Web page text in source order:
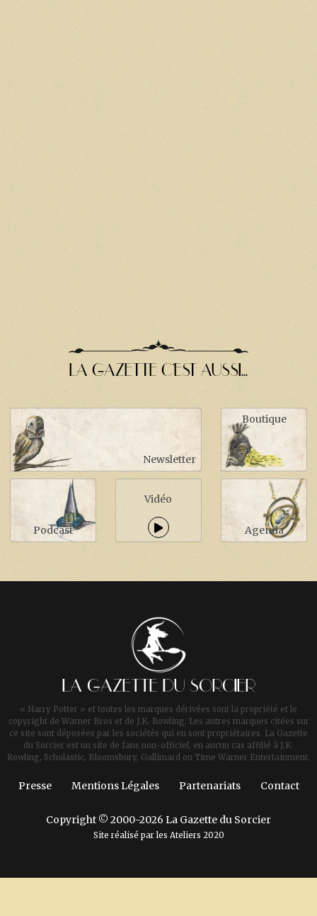
LA GAZETTE C'EST AUSSI...
Newsletter
Boutique
Podcast
Vidéo
Agenda
LA GAZETTE DU SORCIER
« Harry Potter » et toutes les marques dérivées sont la propriété et le
copyright de Warner Bros et de J.K. Rowling. Les autres marques citées sur
ce site sont déposées par les sociétés qui en sont propriétaires. La Gazette
du Sorcier est un site de fans non-officiel, en aucun cas affilié à J.K.
Rowling, Scholastic, Bloomsbury, Gallimard ou Time Warner Entertainment.
Presse Mentions Légales Partenariats Contact
Copyright © 2000-2026 La Gazette du Sorcier
Site réalisé par les Ateliers 2020